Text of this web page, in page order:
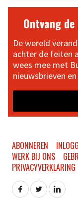
Ontvang
De wereld
achter de feiten
wees mee met
nieuwsbrieven
ABONNEREN
WERK BIJ ONS
PRIVACYVERKLARING